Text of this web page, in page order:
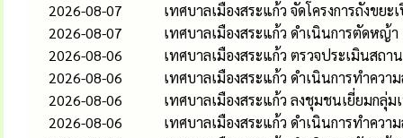
2026-08-07
เทศบาลเมืองสระแก้ว จัดโครงการถังขยะ
2026-08-07
เทศบาลเมืองสระแก้ว ดำเนินการตัดหญ้า
2026-08-06
เทศบาลเมืองสระแก้ว ตรวจประเมินสถ
2026-08-06
เทศบาลเมืองสระแก้ว ดำเนินการทำควา
2026-08-06
เทศบาลเมืองสระแก้ว ลงชุมชนเยี่ยมกลุ่ม
2026-08-06
เทศบาลเมืองสระแก้ว ดำเนินการทำควา